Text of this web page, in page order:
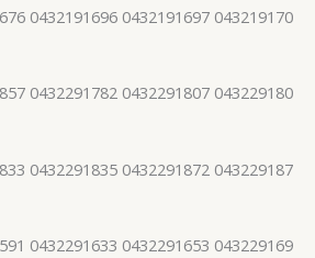
0432191696 0432191697 043219170
0432291782 0432291807 043229180
0432291835 0432291872 043229187
0432291633 0432291653 043229169